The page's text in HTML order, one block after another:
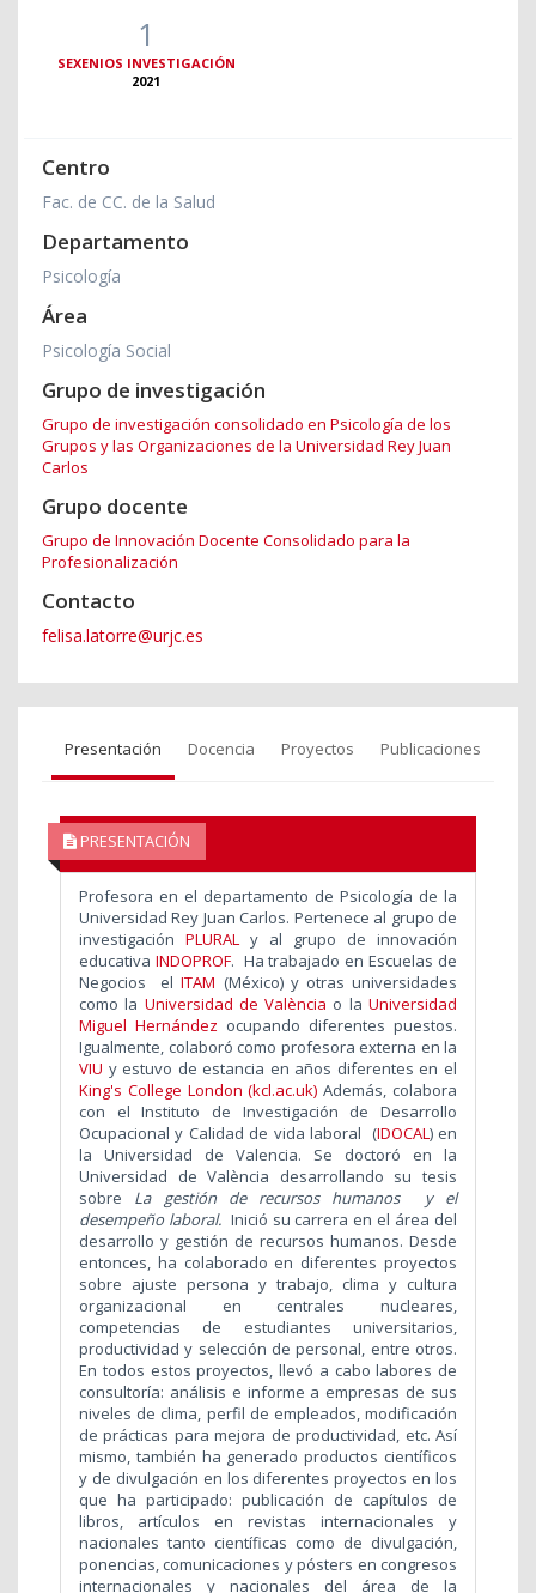
1
SEXENIOS INVESTIGACIÓN
2021
Centro
Fac. de CC. de la Salud
Departamento
Psicología
Área
Psicología Social
Grupo de investigación
Grupo de investigación consolidado en Psicología de los
Grupos y las Organizaciones de la Universidad Rey Juan
Carlos
Grupo docente
Grupo de Innovación Docente Consolidado para la
Profesionalización
Contacto
felisa.latorre@urjc.es
Presentación Docencia Proyectos Publicaciones
PRESENTACIÓN
Profesora en el departamento de Psicología de la
Universidad Rey Juan Carlos. Pertenece al grupo de
investigación PLURAL y al grupo de innovación
educativa INDOPROF. Ha trabajado en Escuelas de
Negocios elITAM (México) y otras universidades
como la Universidad de València o laUniversidad
Miguel Hernández ocupando diferentes puestos.
Igualmente, colaboró como profesora externa en la
VIU y estuvo de estancia en años diferentes en el
King's College London (kcl.ac.uk) Además, colabora
con el Instituto de Investigación de Desarrollo
Ocupacional y Calidad de vida laboral (IDOCAL) en
la Universidad de Valencia. Se doctoró en la
Universidad de València desarrollando su tesis
sobre La gestión de recursos humanos y el
desempeño laboral.Inició su carrera en el área del
desarrollo y gestión de recursos humanos. Desde
entonces, ha colaborado en diferentes proyectos
sobre ajuste persona y trabajo, clima y cultura
organizacional en centrales nucleares,
competencias de estudiantes universitarios,
productividad y selección de personal, entre otros.
En todos estos proyectos, llevó a cabo labores de
consultoría: análisis e informe a empresas de sus
niveles de clima, perfil de empleados, modificación
de prácticas para mejora de productividad, etc. Así
mismo, también ha generado productos científicos
y de divulgación en los diferentes proyectos en los
que ha participado: publicación de capítulos de
libros, artículos en revistas internacionales y
nacionales tanto científicas como de divulgación,
ponencias, comunicaciones y pósters en congresos
internacionales y nacionales del área de la